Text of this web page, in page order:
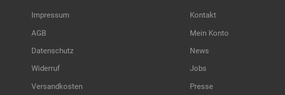
Impressum
AGB
Datenschutz
Widerruf
Versandkosten
Kontakt
Mein Konto
News
Jobs
Presse